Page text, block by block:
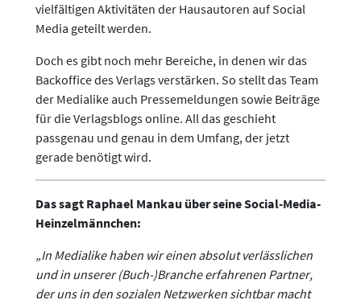
vielfältigen Aktivitäten der Hausautoren auf Social
Media geteilt werden.
Doch es gibt noch mehr Bereiche, in denen wir das
Backoffice des Verlags verstärken. So stellt das Team
der Medialike auch Pressemeldungen sowie Beiträge
für die Verlagsblogs online. All das geschieht
passgenau und genau in dem Umfang, der jetzt
gerade benötigt wird.
Das sagt Raphael Mankau über seine Social-Media-
Heinzelmännchen:
„In Medialike haben wir einen absolut verlässlichen
und in unserer (Buch-)Branche erfahrenen Partner,
der uns in den sozialen Netzwerken sichtbar macht